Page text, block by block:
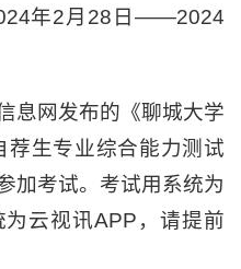
年2月28日——2024
息网发布的《聊城大学
生专业综合能力测试
加考试。考试用系统为
云视讯APP，请提前